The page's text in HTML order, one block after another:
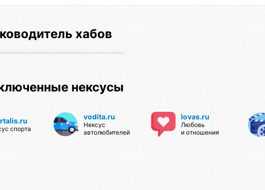
хабов
сальсы и бачаты
нексусы
спорта
vodita.ru
Нексус
автолюбителей
lovas.ru
Любовь
и отношения